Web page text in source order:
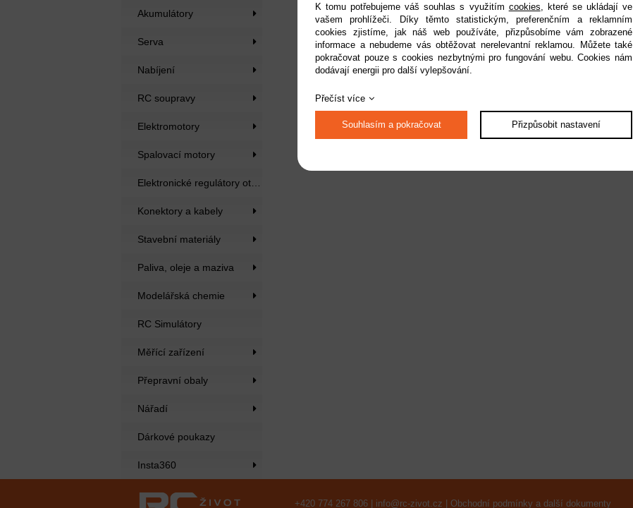
Akumulátory
Serva
Nabíjení
RC soupravy
Elektromotory
Spalovací motory
Konektory a kabely
Stavební materiály
Paliva, oleje a maziva
Modelářská chemie
RC Simulátory
Měřící zařízení
Přepravní obaly
Nářadí
Dárkové poukazy
Insta360
+420 774 267 806 | info@rc-zivot.cz Obchodní podmínky a další dokumenty
K tomu potřebujeme váš souhlas s využitím cookies , které se ukládají ve
vašem prohlížeči. Díky těmto statistickým, preferenčním a reklamním
cookies zjistíme, jak náš web používáte, přizpůsobíme vám zobrazené
informace a nebudeme vás obtěžovat nerelevantní reklamou. Můžete také
pokračovat pouze s cookies nezbytnými pro fungování webu. Cookies nám
dodávají energii pro další vylepšování.
Přečíst více
Souhlasím a pokračovat Přizpůsobit nastavení